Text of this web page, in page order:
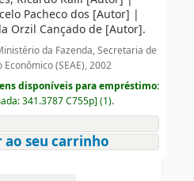
Pacheco dos [Autor] |
Orzil Cançado de[Autor].
da Fazenda, Secretaria de
(SEAE), 2002
disponíveis para empréstimo:
341.3787 C755p] (1).
seu carrinho